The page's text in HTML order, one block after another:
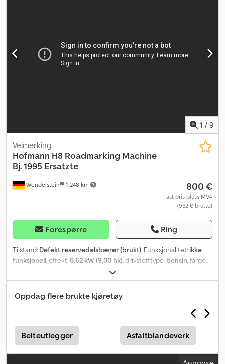
1 / 9
Wendelstein 1 248 km
Veimerking
Hofmann H8 Roadmarking Machine
Bj. 1995 Ersatzte
800 €
Fast pris pluss MVA
(952 € brutto)
Forespørre Ring
Tilstand: Defekt reservedelsbærer (brukt), Funksjonalitet: ikke
funksjonell, effekt:6,62 kW (9,00 hk), drivstofftype: bensin, farge:
, Byggeår:
Oppdag flere brukte kjøretøy
Belteutlegger Asfaltblandeverk